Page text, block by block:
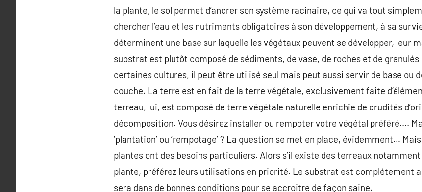
la plante, le sol permet d’ancrer son système racinaire, ce qui va tout
chercher l’eau et les nutriments obligatoires à son développement, à sa
déterminent une base sur laquelle les végétaux peuvent se développer, leur
substrat est plutôt composé de sédiments, de vase, de roches et de granulés
certaines cultures, il peut être utilisé seul mais peut aussi servir de base ou
couche. La terre est en fait de la terre végétale, exclusivement faite
terreau, lui, est composé de terre végétale naturelle enrichie de crudités
décomposition. Vous désirez installer ou rempoter votre végétal préféré….
‘plantation’ ou ‘rempotage’ ? La question se met en place, évidemment…
plantes ont des besoins particuliers. Alors s’il existe des terreaux
plante, préférez leurs utilisations en priorité. Le substrat est complétement
sera dans de bonnes conditions pour se accroitre de façon saine.